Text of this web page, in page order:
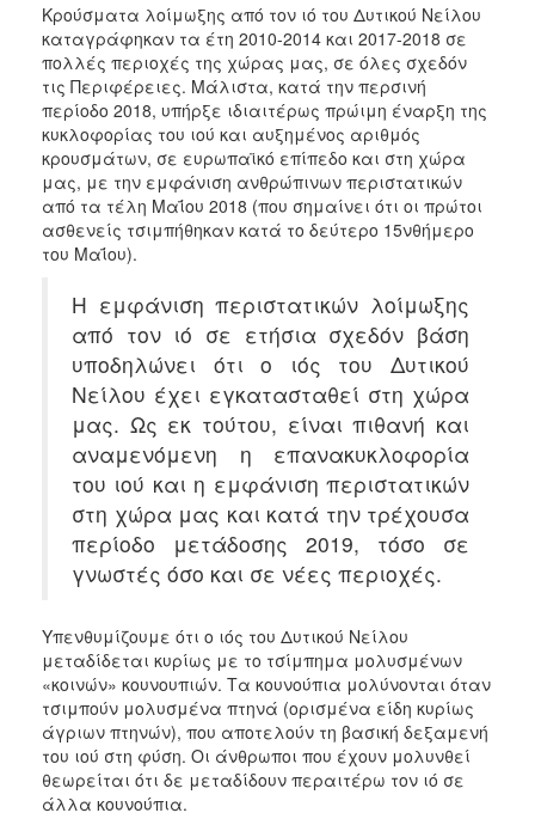
Κέντρα
Ημερήσιας
Φροντίδας
Ηλικιωμένων
(Κ.Η.Φ.Η.)
Κ.Δ.Α.Π.Α.μεΑ.
Αδειοδότηση
&
Έλεγχος
Βρεφονηπιακών
Δημοτικό
Ιατρείο
Ξενώνας
Φιλοξενίας
Γυναικών
Κέντρο
Κοινότητας
Κοινωνικό
Φαρμακείο
Κοινωνικό
Ισότητα
των
Φύλων
Υγεία
Αυτόματοι
Απινιδωτές
Κρούσματα λοίμωξης από τον ιό του Δυτικού Νείλου
καταγράφηκαν τα έτη 2010-2014 και 2017-2018 σε
πολλές περιοχές της χώρας μας, σε όλες σχεδόν
τις Περιφέρειες. Μάλιστα, κατά την περσινή
περίοδο 2018, υπήρξε ιδιαιτέρως πρώιμη έναρξη της
κυκλοφορίας του ιού και αυξημένος αριθμός
κρουσμάτων, σε ευρωπαϊκό επίπεδο και στη χώρα
μας, με την εμφάνιση ανθρώπινων περιστατικών
από τα τέλη Μαΐου 2018 (που σημαίνει ότι οι πρώτοι
ασθενείς τσιμπήθηκαν κατά το δεύτερο 15νθήμερο
του Μαΐου).
Η εμφάνιση περιστατικών λοίμωξης
από τον ιό σε ετήσια σχεδόν βάση
υποδηλώνει ότι ο ιός του Δυτικού
Νείλου έχει εγκατασταθεί στη χώρα
μας. Ως εκ τούτου, είναι πιθανή και
αναμενόμενη η επανακυκλοφορία
του ιού και η εμφάνιση περιστατικών
στη χώρα μας και κατά την τρέχουσα
περίοδο μετάδοσης 2019, τόσο σε
γνωστές όσο και σε νέες περιοχές.
Υπενθυμίζουμε ότι ο ιός του Δυτικού Νείλου
μεταδίδεται κυρίως με το τσίμπημα μολυσμένων
«κοινών» κουνουπιών. Τα κουνούπια μολύνονται όταν
τσιμπούν μολυσμένα πτηνά (ορισμένα είδη κυρίως
άγριων πτηνών), που αποτελούν τη βασική δεξαμενή
του ιού στη φύση. Οι άνθρωποι που έχουν μολυνθεί
θεωρείται ότι δε μεταδίδουν περαιτέρω τον ιό σε
άλλα κουνούπια.